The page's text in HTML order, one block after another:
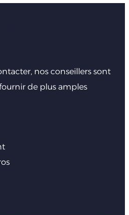
nos conseillers sont
de plus amples